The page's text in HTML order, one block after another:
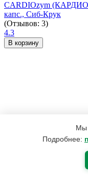
Мы
Подробнее:
CARDIOzym
капс., Сиб-Крук
(Отзывов: 3)
4.3
В корзину